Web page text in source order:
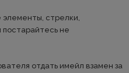
стрелки,
не
отдать имейл взамен за